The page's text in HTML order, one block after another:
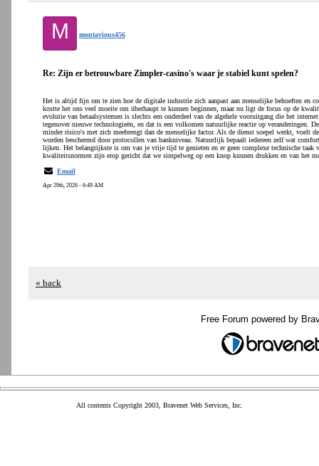
M montavious456
Re: Zijn er betrouwbare Zimpler-casino's waar je stabiel kunt spelen?
Het is altijd fijn om te zien hoe de digitale industrie zich aanpast aan menselijke behoeften en
kostte het ons veel moeite om überhaupt te kunnen beginnen, maar nu ligt de focus op de
evolutie van betaalsystemen is slechts een onderdeel van de algehele vooruitgang die het
tegenover nieuwe technologieën, en dat is een volkomen natuurlijke reactie op veranderingen.
minder risico's met zich meebrengt dan de menselijke factor. Als de dienst soepel werkt, voelt
worden beschermd door protocollen van bankniveau. Natuurlijk bepaalt iedereen zelf wat
lijken. Het belangrijkste is om van je vrije tijd te genieten en er geen complexe technische taak
kwaliteitsnormen zijn erop gericht dat we simpelweg op een knop kunnen drukken en van het
Email
Apr 29th, 2026 - 6:49 AM
« back
Free Forum powered by
All contents Copyright 2003, Bravenet Web Services, Inc.